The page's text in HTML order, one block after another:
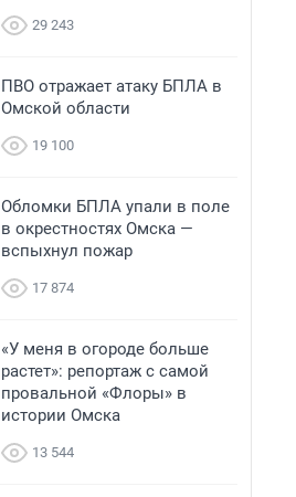
29 243
ПВО отражает атаку БПЛА в
Омской области
19 100
Обломки БПЛА упали в поле
в окрестностях Омска —
вспыхнул пожар
17 874
«У меня в огороде больше
растет»: репортаж с самой
провальной «Флоры» в
истории Омска
13 544